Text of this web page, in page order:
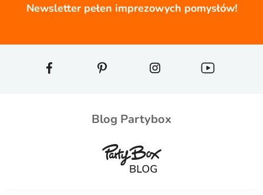
Newsletter pełen imprezowych pomysłów!
Blog Partybox